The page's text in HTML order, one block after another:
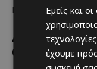
Για περισσότερες
Διώροφο κτήριο
(Αρ. Αναφοράς
Εμείς και
έχουμε